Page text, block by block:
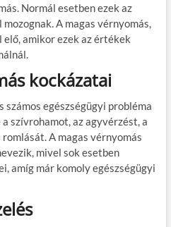
Normál esetben ezek az
A magas vérnyomás,
amikor ezek az értékek
kockázatai
egészségügyi probléma
szívrohamot, az agyvérzést, a
A magas vérnyomás
mivel sok esetben
amíg már komoly egészségügyi